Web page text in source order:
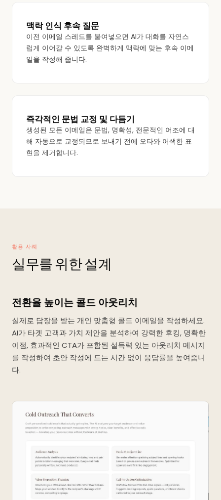
맥락 인식 후속 질문
이전 이메일 스레드를 붙여넣으면 AI가 대화를 자연스
럽게 이어갈 수 있도록 완벽하게 맥락에 맞는 후속 이메
일을 작성해 줍니다.
즉각적인 문법 교정 및 다듬기
생성된 모든 이메일은 문법, 명확성, 전문적인 어조에 대
해 자동으로 교정되므로 보내기 전에 오타와 어색한 표
현을 제거합니다.
활용 사례
실무를 위한 설계
전환율 높이는 콜드 아웃리치
실제로 답장을 받는 개인 맞춤형 콜드 이메일을 작성하세요.
AI가 타겟 고객과 가치 제안을 분석하여 강력한 후킹, 명확한
이점, 효과적인 CTA가 포함된 설득력 있는 아웃리치 메시지
를 작성하여 초안 작성에 드는 시간 없이 응답률을 높여줍니
다.